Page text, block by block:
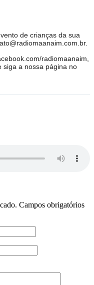
de crianças da sua
radiomaanaim,
siga a nossa página no
Campos obrigatórios